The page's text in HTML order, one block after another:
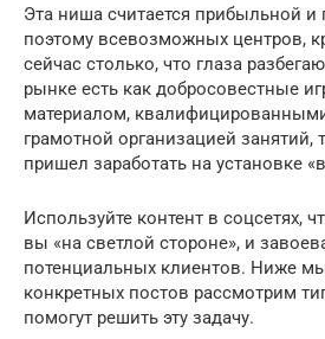
Эта ниша считается прибыльной и
поэтому всевозможных центров,
сейчас столько, что глаза
рынке есть как добросовестные
материалом,
грамотной организацией занятий,
пришел заработать на установке
Используйте контент в соцсетях,
вы «на светлой стороне», и
потенциальных клиентов. Ниже
конкретных постов рассмотрим
помогут решить эту задачу.